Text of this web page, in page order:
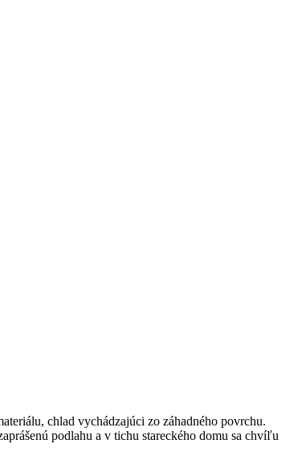
chlad vychádzajúci zo záhadného povrchu.
podlahu a v tichu stareckého domu sa chvíľu